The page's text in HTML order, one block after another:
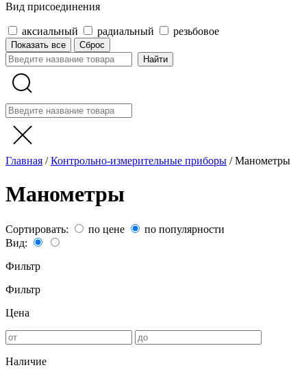
Вид присоединения
аксиальный радиальный резьбовое
Показать все Сброс
Главная /Контрольно-измерительные приборы /Манометры
Манометры
Сортировать: по цене
по популярности
Вид:
Фильтр
Фильтр
Цена
Наличие